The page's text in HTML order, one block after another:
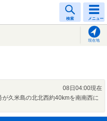
検索 メニュー
現在地
08日04:00現在
久米島の北北西約40kmを南南西に